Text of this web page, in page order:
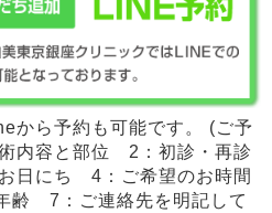
から予約も可能です。 (ご予
内容と部位 2：初診・再診
日にち 4：ご希望のお時間
7：ご連絡先を明記して